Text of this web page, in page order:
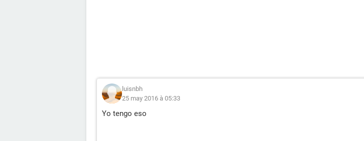
luisnbh
25 may 2016 à 05:33
Yo tengo eso